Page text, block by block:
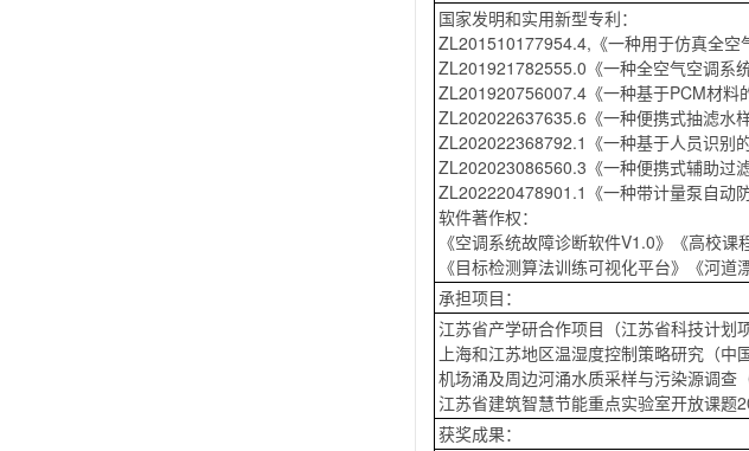
国家发明和实用新型专利：
ZL201510177954.4,《一种用于仿真全空
ZL201921782555.0《一种全空气空调系
ZL201920756007.4《一种基于PCM材料
ZL202022637635.6《一种便携式抽滤水
ZL202022368792.1《一种基于人员识别
ZL202023086560.3《一种便携式辅助过
ZL202220478901.1《一种带计量泵自动
软件著作权：
《空调系统故障诊断软件V1.0》《高校
《目标检测算法训练可视化平台》《河道
承担项目：
江苏省产学研合作项目（江苏省科技计划
上海和江苏地区温湿度控制策略研究（
机场涌及周边河涌水质采样与污染源调
江苏省建筑智慧节能重点实验室开放课题
获奖成果：